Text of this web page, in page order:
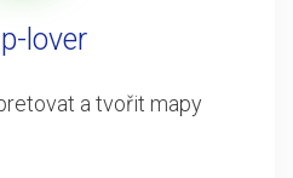
lover
a tvořit mapy